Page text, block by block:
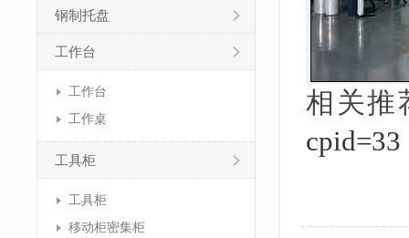
钢制托盘
工作台
工作台
工作桌
工具柜
工具柜
移动柜密集柜
相关
cpid=33